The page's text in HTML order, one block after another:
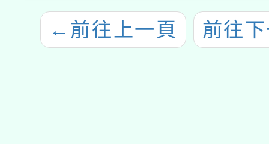
← 前往上一頁 前往